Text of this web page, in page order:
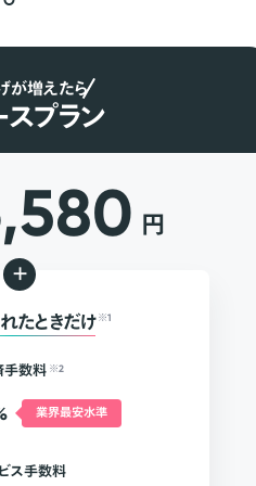
が増えたら
プラン
円
+
たときだけ ※1
手数料 ※2
業界最安水準
ス手数料